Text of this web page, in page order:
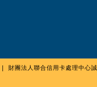
財團法人聯合信用卡處理中心